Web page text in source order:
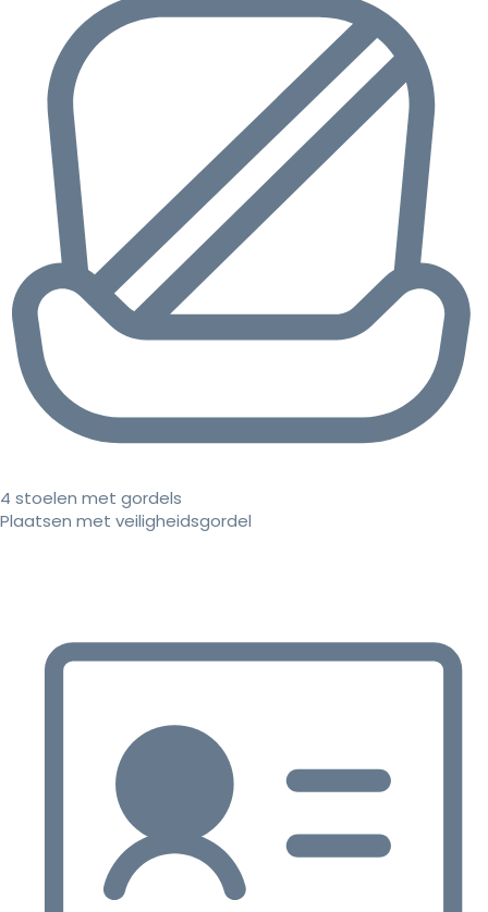
4 stoelen met gordels
Plaatsen met veiligheidsgordel